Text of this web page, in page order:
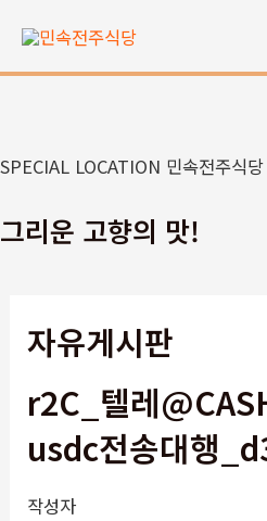
츠
너
기
SPECIAL LOCATION 민속전주식당
그리운 고향의 맛!
자유게시판
r2C_텔레
usdc전송대행
작성자